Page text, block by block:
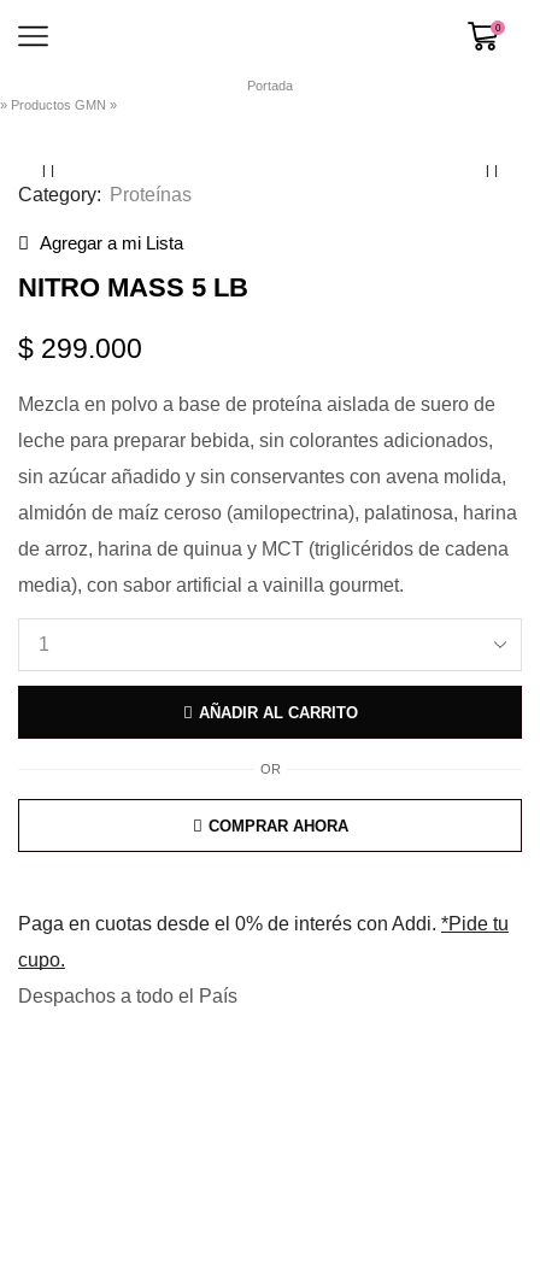
0
Portada
» Productos GMN »
Category: Proteínas
Agregar a mi Lista
NITRO MASS 5 LB
$ 299.000
Mezcla en polvo a base de proteína aislada de suero de
leche para preparar bebida, sin colorantes adicionados,
sin azúcar añadido y sin conservantes con avena molida,
almidón de maíz ceroso (amilopectrina), palatinosa, harina
de arroz, harina de quinua y MCT (triglicéridos de cadena
media), con sabor artificial a vainilla gourmet.
AÑADIR AL CARRITO
OR
COMPRAR AHORA
Paga en cuotas desde el 0% de interés con Addi. *Pide tu
cupo.
Despachos a todo el País